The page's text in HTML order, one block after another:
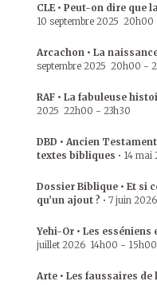
CLE • Peut-on dire que
10 septembre 2025 20h00
Arcachon • La
septembre 2025 20h00 -
RAF • La fabuleuse
2025 22h00 - 23h30
DBD • Ancien
textes bibliques • 14 mai
Dossier Biblique • Et si
qu’un ajout ? • 7 juin 2026
Yehi-Or • Les
juillet 2026 14h00 - 15h00
Arte • Les faussaires de